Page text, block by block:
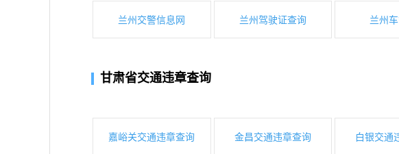
兰州交警信息网 兰州驾驶证查询 兰州
甘肃省交通违章查询
嘉峪关交通违章查询 金昌交通违章查询 白银交通